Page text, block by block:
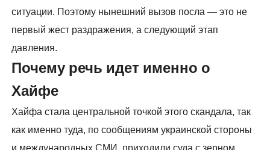
ситуации. Поэтому нынешний вызов посла — это не
первый жест раздражения, а следующий этап
давления.
Почему речь идет именно о
Хайфе
Хайфа стала центральной точкой этого скандала, так
как именно туда, по сообщениям украинской стороны